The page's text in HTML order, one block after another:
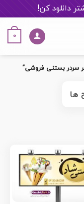
دانلود کن!
0
سردر بستنی فروشی”
ها